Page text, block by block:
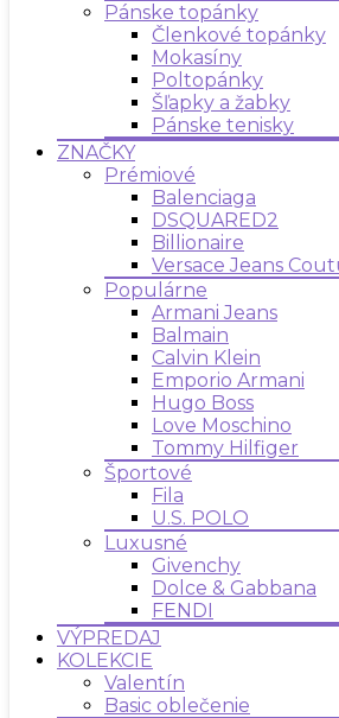
Pánske topánky
Členkové topánky
Mokasíny
Poltopánky
Šľapky a žabky
Pánske tenisky
ZNAČKY
Prémiové
Balenciaga
DSQUARED2
Billionaire
Versace Jeans
Populárne
Armani Jeans
Balmain
Calvin Klein
Emporio Armani
Hugo Boss
Love Moschino
Tommy Hilfiger
Športové
Fila
U.S. POLO
Luxusné
Givenchy
Dolce & Gabbana
FENDI
VÝPREDAJ
KOLEKCIE
Valentín
Basic oblečenie